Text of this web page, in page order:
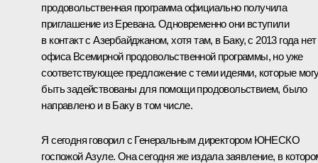
продовольственная программа официально получила
приглашение из Еревана. Одновременно они вступили
в контакт с Азербайджаном, хотя там, в Баку, с 2013 года нет
офиса Всемирной продовольственной программы, но уже
соответствующее предложение с теми идеями, которые
быть задействованы для помощи продовольствием, было
направлено и в Баку в том числе.
Я сегодня говорил с Генеральным директором ЮНЕСКО
госпожой Азуле. Она сегодня же издала заявление, в